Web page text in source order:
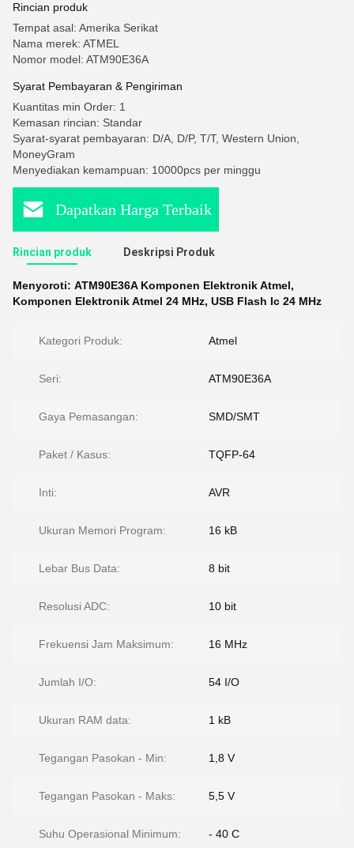
Rincian produk
Tempat asal: Amerika Serikat
Nama merek: ATMEL
Nomor model: ATM90E36A
Syarat Pembayaran & Pengiriman
Kuantitas min Order: 1
Kemasan rincian: Standar
Syarat-syarat pembayaran: D/A, D/P, T/T, Western Union,
MoneyGram
Menyediakan kemampuan: 10000pcs per minggu
Dapatkan Harga Terbaik
Rincian produk Deskripsi Produk
Menyoroti: ATM90E36A Komponen Elektronik Atmel,
Komponen Elektronik Atmel 24 MHz, USB Flash Ic 24 MHz
Kategori Produk: Atmel
Seri: ATM90E36A
Gaya Pemasangan: SMD/SMT
Paket / Kasus: TQFP-64
Inti: AVR
Ukuran Memori Program: 16 kB
Lebar Bus Data: 8 bit
Resolusi ADC: 10 bit
Frekuensi Jam Maksimum: 16 MHz
Jumlah I/O: 54 I/O
Ukuran RAM data: 1 kB
Tegangan Pasokan - Min: 1,8 V
Tegangan Pasokan - Maks: 5,5 V
Suhu Operasional Minimum: - 40 C